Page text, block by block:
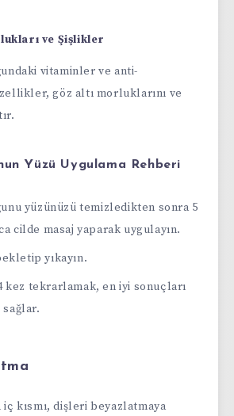
ve Şişlikler
vitaminler ve anti-
göz altı morluklarını ve
Yüzü Uygulama Rehberi
yüzünüzü temizledikten sonra 5
cilde masaj yaparak uygulayın.
yıkayın.
kez tekrarlamak, en iyi sonuçları
kısmı, dişleri beyazlatmaya